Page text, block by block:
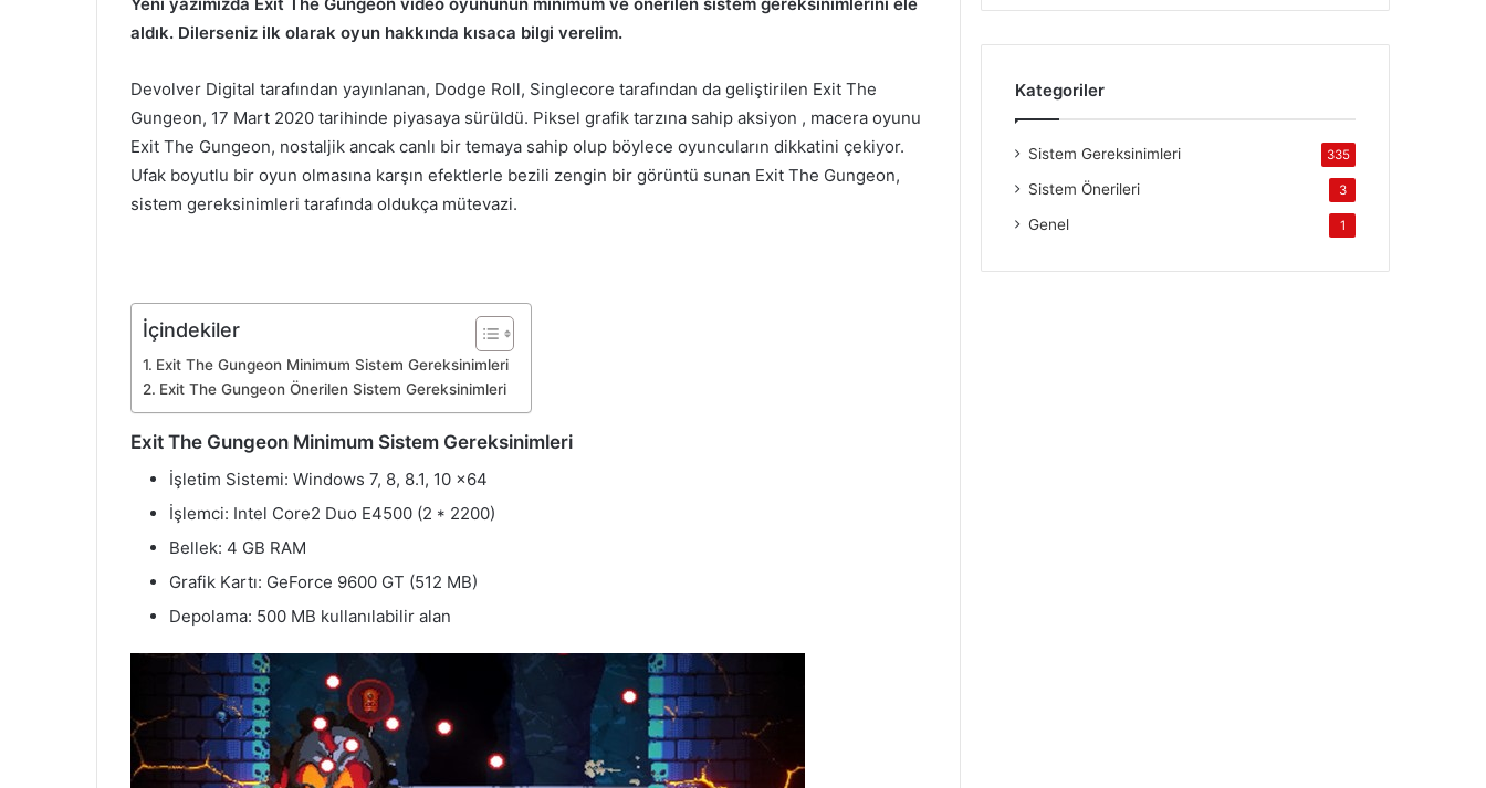
aldık. Dilerseniz ilk olarak oyun hakkında kısaca bilgi verelim.
Devolver Digital tarafından yayınlanan, Dodge Roll, Singlecore tarafından da geliştirilen Exit The
Gungeon, 17 Mart 2020 tarihinde piyasaya sürüldü. Piksel grafik tarzına sahip aksiyon , macera oyunu
Exit The Gungeon, nostaljik ancak canlı bir temaya sahip olup böylece oyuncuların dikkatini çekiyor.
Ufak boyutlu bir oyun olmasına karşın efektlerle bezili zengin bir görüntü sunan Exit The Gungeon,
sistem gereksinimleri tarafında oldukça mütevazi.
İçindekiler
Exit The Gungeon Minimum Sistem Gereksinimleri
Exit The Gungeon Önerilen Sistem Gereksinimleri
Exit The Gungeon Minimum Sistem Gereksinimleri
İşletim Sistemi: Windows 7, 8, 8.1, 10 x64
İşlemci: Intel Core2 Duo E4500 (2 * 2200)
Bellek: 4 GB RAM
Grafik Kartı: GeForce 9600 GT (512 MB)
Depolama: 500 MB kullanılabilir alan
Kategoriler
Sistem Gereksinimleri 335
Sistem Önerileri 3
Genel 1